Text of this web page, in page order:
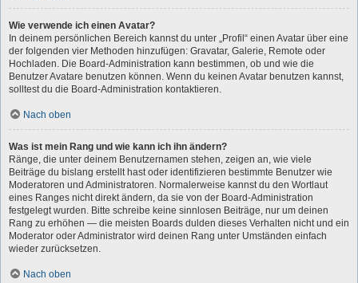
Wie verwende ich einen Avatar?
In deinem persönlichen Bereich kannst du unter „Profil“ einen Avatar über eine
der folgenden vier Methoden hinzufügen: Gravatar, Galerie, Remote oder
Hochladen. Die Board-Administration kann bestimmen, ob und wie die
Benutzer Avatare benutzen können. Wenn du keinen Avatar benutzen kannst,
solltest du die Board-Administration kontaktieren.
Nach oben
Was ist mein Rang und wie kann ich ihn ändern?
Ränge, die unter deinem Benutzernamen stehen, zeigen an, wie viele
Beiträge du bislang erstellt hast oder identifizieren bestimmte Benutzer wie
Moderatoren und Administratoren. Normalerweise kannst du den Wortlaut
eines Ranges nicht direkt ändern, da sie von der Board-Administration
festgelegt wurden. Bitte schreibe keine sinnlosen Beiträge, nur um deinen
Rang zu erhöhen — die meisten Boards dulden dieses Verhalten nicht und ein
Moderator oder Administrator wird deinen Rang unter Umständen einfach
wieder zurücksetzen.
Nach oben